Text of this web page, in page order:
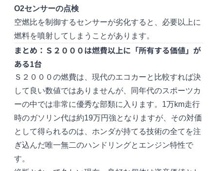
O2センサーの点検
空燃比を制御するセンサーが劣化すると、必要以上に
燃料を噴射してしまうことがあります。
まとめ：Ｓ２０００は燃費以上に「所有する価値」が
ある1台
Ｓ２０００の燃費は、現代のエコカーと比較すれば決
して良い数値ではありませんが、同年代のスポーツカ
ーの中では非常に優秀な部類に入ります。1万km走行
時のガソリン代は約19万円強となりますが、その対価
として得られるのは、ホンダが持てる技術の全てを注
ぎ込んだ唯一無二のハンドリングとエンジン特性で
す。